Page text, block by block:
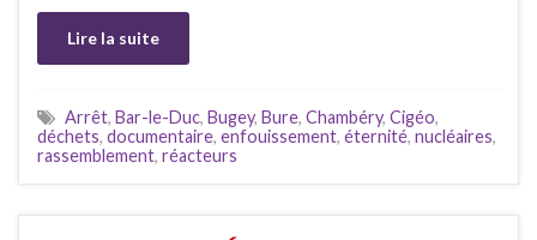
Lire la suite
Arrêt, Bar-le-Duc, Bugey, Bure, Chambéry, Cigéo,
déchets, documentaire, enfouissement, éternité, nucléaires,
rassemblement, réacteurs